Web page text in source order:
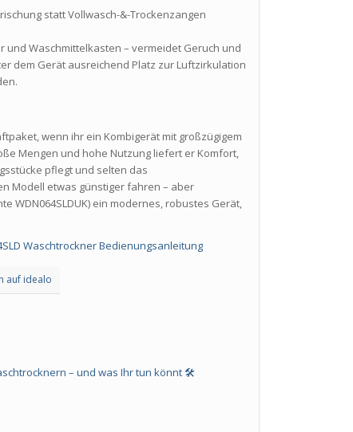
statt Vollwasch-&-Trockenzangen
und Waschmittelkasten – vermeidet Geruch und
dem Gerät ausreichend Platz zur Luftzirkulation
wenn ihr ein Kombigerät mit großzügigem
Mengen und hohe Nutzung liefert er Komfort,
pflegt und selten das
Modell etwas günstiger fahren – aber
WDN064SLDUK) ein modernes, robustes Gerät,
Waschtrockner Bedienungsanleitung
auf idealo
– und was Ihr tun könnt 🛠️